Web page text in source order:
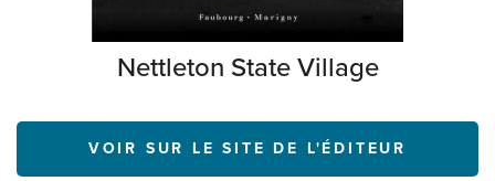
Nettleton State Village
VOIR SUR LE SITE DE L'ÉDITEUR